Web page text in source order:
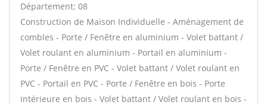
Département: 08
Construction de Maison Individuelle - Aménagement de
combles - Porte / Fenêtre en aluminium - Volet battant /
Volet roulant en aluminium - Portail en aluminium -
Porte / Fenêtre en PVC - Volet battant / Volet roulant en
PVC - Portail en PVC - Porte / Fenêtre en bois - Porte
intérieure en bois - Volet battant / Volet roulant en bois -